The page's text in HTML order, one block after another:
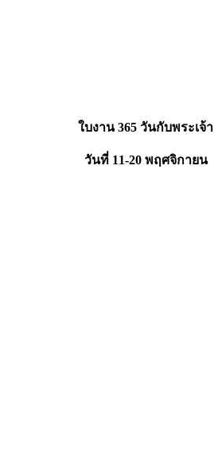
ใบงาน 365 วันกับพระเจ้า
วันที่ 11-20 พฤศจิกายน